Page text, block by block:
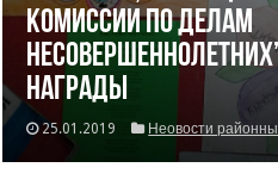
Комиссии по делам
награды
25.01.2019 Неовости